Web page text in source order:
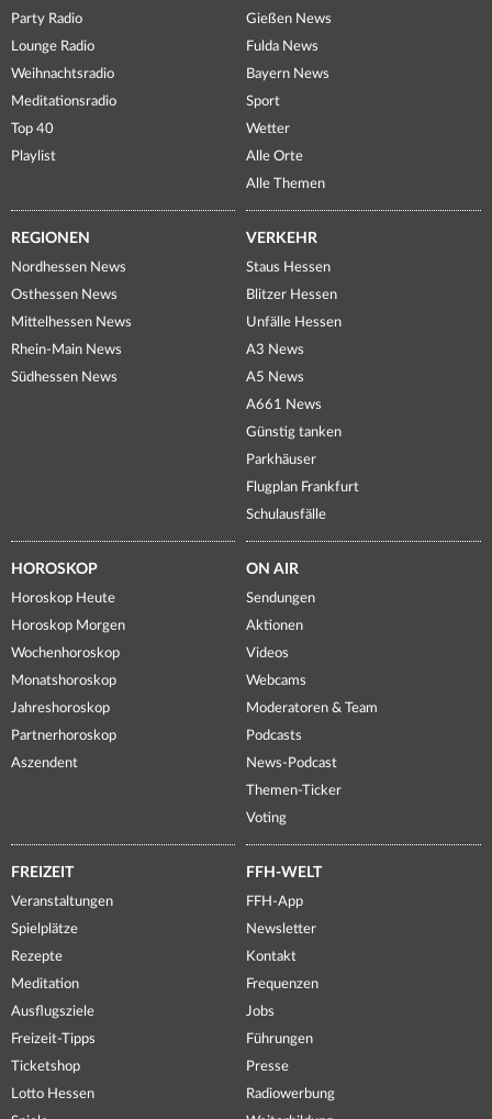
Party Radio
Lounge Radio
Weihnachtsradio
Meditationsradio
Top 40
Playlist
Gießen News
Fulda News
Bayern News
Sport
Wetter
Alle Orte
Alle Themen
REGIONEN
Nordhessen News
Osthessen News
Mittelhessen News
Rhein-Main News
Südhessen News
VERKEHR
Staus Hessen
Blitzer Hessen
Unfälle Hessen
A3 News
A5 News
A661 News
Günstig tanken
Parkhäuser
Flugplan Frankfurt
Schulausfälle
HOROSKOP
Horoskop Heute
Horoskop Morgen
Wochenhoroskop
Monatshoroskop
Jahreshoroskop
Partnerhoroskop
Aszendent
ON AIR
Sendungen
Aktionen
Videos
Webcams
Moderatoren & Team
Podcasts
News-Podcast
Themen-Ticker
Voting
FREIZEIT
Veranstaltungen
Spielplätze
Rezepte
Meditation
Ausflugsziele
Freizeit-Tipps
Ticketshop
Lotto Hessen
FFH-WELT
FFH-App
Newsletter
Kontakt
Frequenzen
Jobs
Führungen
Presse
Radiowerbung